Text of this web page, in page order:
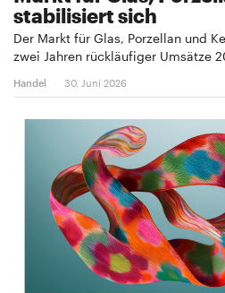
stabilisiert sich
Der Markt für Glas, Porzellan und
zwei Jahren rückläufiger Umsätze
Handel 30. Juni 2026